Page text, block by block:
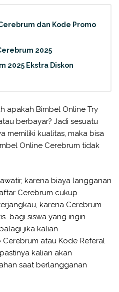
dan Kode Promo
2025
2025 Ekstra Diskon
apakah Bimbel Online Try
berbayar? Jadi sesuatu
memiliki kualitas, maka bisa
Online Cerebrum tidak
karena biaya langganan
Cerebrum cukup
karena Cerebrum
bagi siswa yang ingin
jika kalian
atau Kode Referal
kalian akan
saat berlangganan